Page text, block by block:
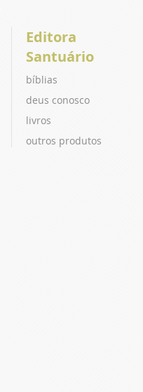
Editora
Santuário
bíblias
deus conosco
livros
outros produtos